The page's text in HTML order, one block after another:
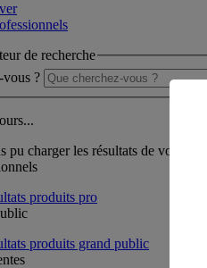
de recherche
vous ?
pu charger les résultats de votre
produits pro
produits grand public